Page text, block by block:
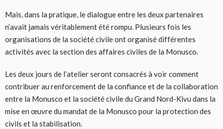
Mais, dans la pratique, le dialogue entre les deux partenaires
n’avait jamais véritablement été rompu. Plusieurs fois les
organisations de la société civile ont organisé différentes
activités avec la section des affaires civiles de la Monusco.
Les deux jours de l’atelier seront consacrés à voir comment
contribuer au renforcement de la confiance et de la collaboration
entre la Monusco et la société civile du Grand Nord-Kivu dans la
mise en œuvre du mandat de la Monusco pour la protection des
civils et la stabilisation.